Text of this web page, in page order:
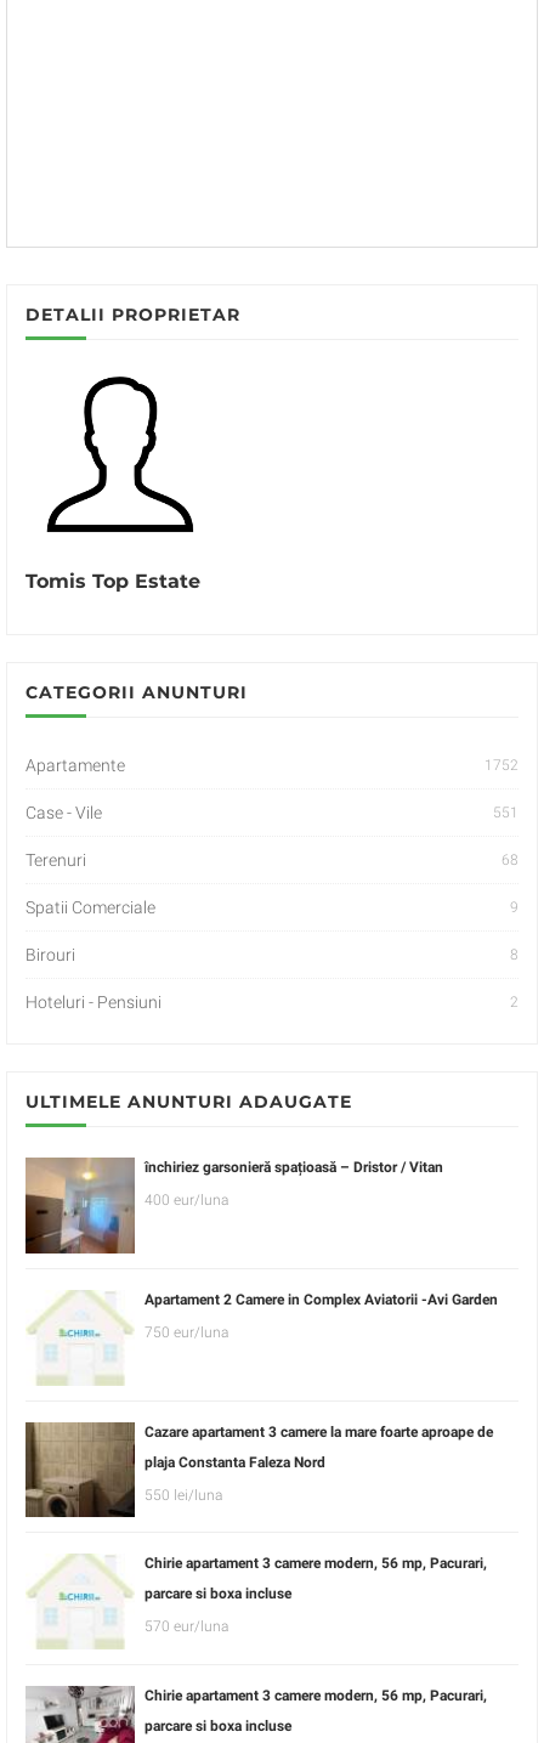
DETALII PROPRIETAR
Tomis Top Estate
CATEGORII ANUNTURI
Apartamente 1752
Case - Vile 551
Terenuri 68
Spatii Comerciale 9
Birouri 8
Hoteluri - Pensiuni 2
ULTIMELE ANUNTURI ADAUGATE
închiriez garsonieră spațioasă – Dristor / Vitan
400 eur/luna
Apartament 2 Camere in Complex Aviatorii -Avi Garden
750 eur/luna
Cazare apartament 3 camere la mare foarte aproape de
plaja Constanta Faleza Nord
550 lei/luna
Chirie apartament 3 camere modern, 56 mp, Pacurari,
parcare si boxa incluse
570 eur/luna
Chirie apartament 3 camere modern, 56 mp, Pacurari,
parcare si boxa incluse